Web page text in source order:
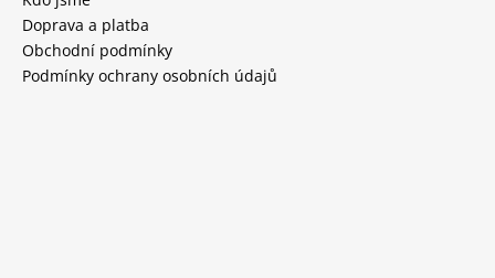
Doprava a platba
Obchodní podmínky
Podmínky ochrany osobních údajů